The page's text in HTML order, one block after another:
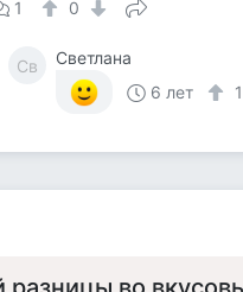
1 0
Св
Светлана
6 лет
1